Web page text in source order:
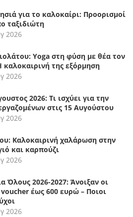
για το καλοκαίρι: Προορισμοί
ταξιδιώτη
2026
Yoga στη φύση με θέα τον
καλοκαιρινή της εξόρμηση
2026
2026: Τι ισχύει για την
στις 15 Αυγούστου
2026
Καλοκαιρινή χαλάρωση στην
και καρπούζι
2026
Όλους 2026-2027: Άνοιξαν οι
voucher έως 600 ευρώ – Ποιοι
2026